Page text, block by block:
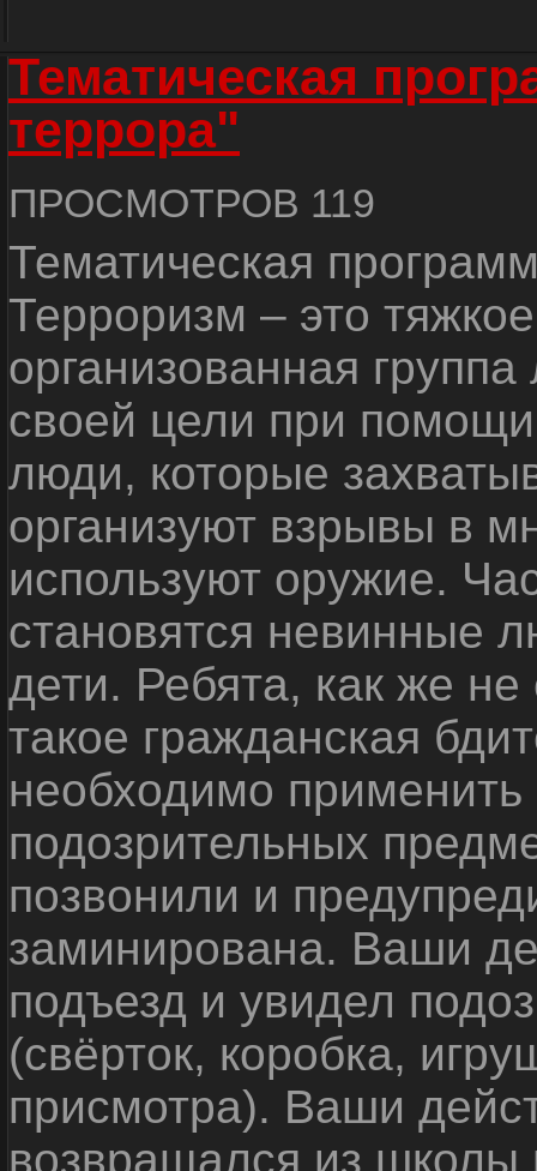
Тематическая
террора"
ПРОСМОТРОВ 119
Тематическая
Терроризм – это
организованная
своей цели при
люди, которые
организуют взрывы в
используют оружие.
становятся невинные
дети. Ребята, как же не
такое гражданская
необходимо
подозрительных
позвонили и
заминирована. Ваши
подъезд и увидел
(свёрток, коробка,
присмотра). Ваши
возвращался из школы